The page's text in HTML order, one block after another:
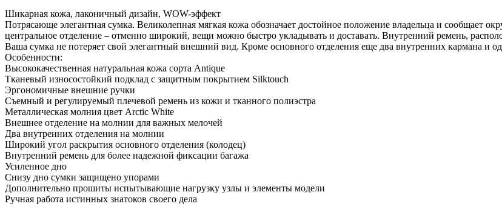
Шикарная кожа, лаконичный дизайн, WOW-эффект
Потрясающе элегантная сумка. Великолепная мягкая кожа обозначает достойное положение владельца и
центральное отделение – отменно широкий, вещи можно быстро укладывать и доставать. Внутренний ремень,
Ваша сумка не потеряет свой элегантный внешний вид. Кроме основного отделения еще два внутренних кармана и
Особенности:
Высококачественная натуральная кожа сорта Antique
Тканевый износостойкий подклад с защитным покрытием Silktouch
Эргономичные внешние ручки
Съемный и регулируемый плечевой ремень из кожи и тканного полиэстра
Металлическая молния цвет Arctic White
Внешнее отделение на молнии для важных мелочей
Два внутренних отделения на молнии
Широкий угол раскрытия основного отделения (колодец)
Внутренний ремень для более надежной фиксации багажа
Усиленное дно
Снизу дно сумки защищено упорами
Дополнительно прошиты испытывающие нагрузку узлы и элементы модели
Ручная работа истинных знатоков своего дела